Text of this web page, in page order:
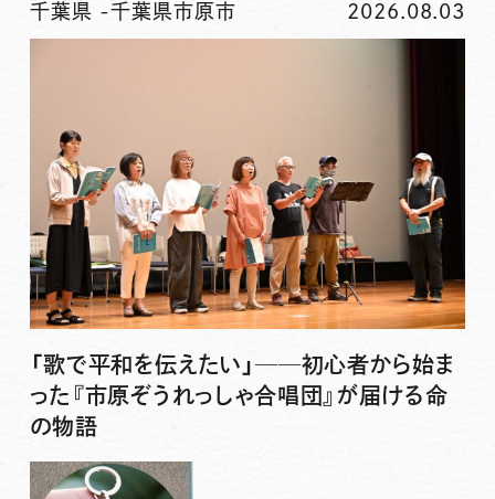
千葉県 -千葉県市原市 2026.08.03
「歌で平和を伝えたい」──初心者から始ま
った『市原ぞうれっしゃ合唱団』が届ける命
の物語